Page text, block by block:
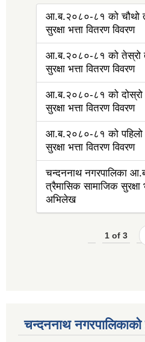
आ.ब.२०८०-८१ को चौथो
सुरक्षा भत्ता वितरण विवरण
आ.ब.२०८०-८१ को तेस्रो
सुरक्षा भत्ता वितरण विवरण
आ.ब.२०८०-८१ को दोस्रो
सुरक्षा भत्ता वितरण विवरण
आ.ब.२०८०-८१ को पहिलो
सुरक्षा भत्ता वितरण विवरण
चन्दननाथ नगरपालिका
त्रैमासिक सामाजिक सुरक्षा
अभिलेख
1 of 3
चन्दननाथ